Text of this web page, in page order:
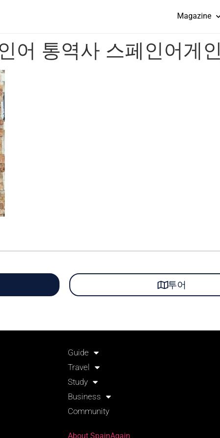
Magazine
어 통역사 스페인어게인
투어
Guide
Travel
Study
Business
Community
About SpainAgain